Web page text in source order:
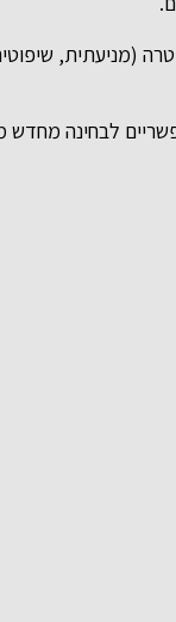
(מניעתית,
לבחינה מחדש